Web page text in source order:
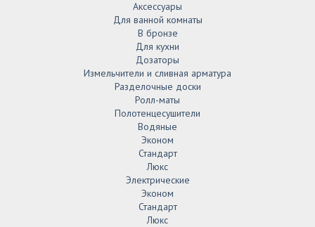
Аксессуары
Для ванной комнаты
В бронзе
Для кухни
Дозаторы
Измельчители и сливная арматура
Разделочные доски
Ролл-маты
Полотенцесушители
Водяные
Эконом
Стандарт
Люкс
Электрические
Эконом
Стандарт
Люкс